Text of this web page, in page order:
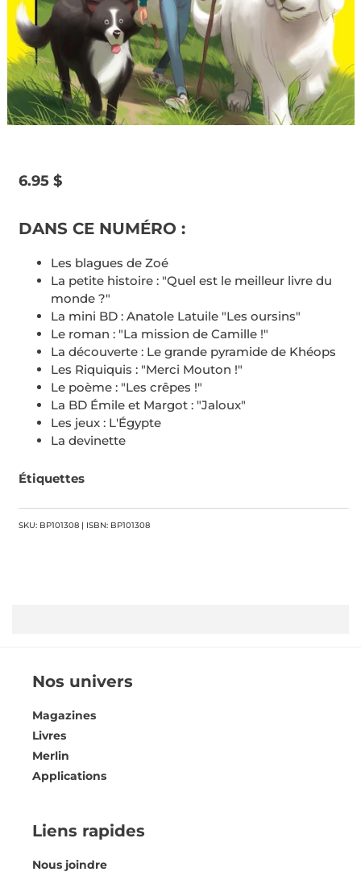
Prix
6.95 $
DANS CE NUMÉRO :
Les blagues de Zoé
La petite histoire : "Quel est le meilleur livre du
monde ?"
La mini BD : Anatole Latuile "Les oursins"
Le roman : "La mission de Camille !"
La découverte : Le grande pyramide de Khéops
Les Riquiquis : "Merci Mouton !"
Le poème : "Les crêpes !"
La BD Émile et Margot : "Jaloux"
Les jeux : L'Égypte
La devinette
Étiquettes
SKU: BP101308 | ISBN: BP101308
Nos univers
Magazines
Livres
Merlin
Applications
Liens rapides
Nous joindre